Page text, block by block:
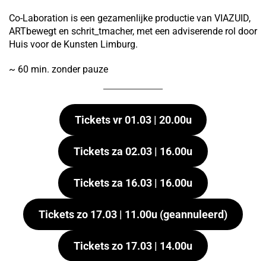
Co-Laboration is een gezamenlijke productie van VIAZUID,
ARTbewegt en schrit_tmacher, met een adviserende rol door
Huis voor de Kunsten Limburg.
~ 60 min. zonder pauze
Tickets vr 01.03 | 20.00u
Tickets za 02.03 | 16.00u
Tickets za 16.03 | 16.00u
Tickets zo 17.03 | 11.00u (geannuleerd)
Tickets zo 17.03 | 14.00u